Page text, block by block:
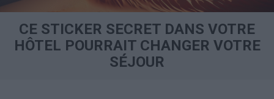
CE STICKER SECRET DANS VOTRE
HÔTEL POURRAIT CHANGER VOTRE
SÉJOUR